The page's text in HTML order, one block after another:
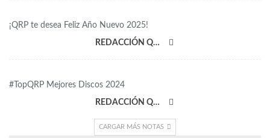
¡QRP te desea Feliz Año Nuevo 2025!
REDACCIÓN QRP
#TopQRP Mejores Discos 2024
REDACCIÓN QRP
CARGAR MÁS NOTAS